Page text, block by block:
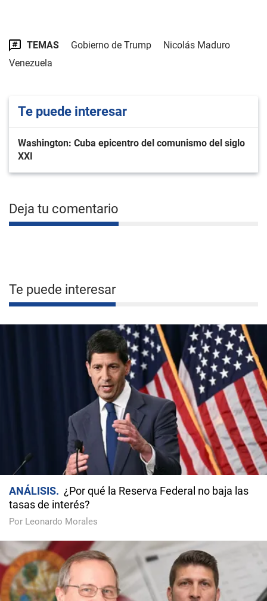
TEMAS Gobierno de Trump
Nicolás Maduro
Venezuela
Te puede interesar
Washington: Cuba epicentro del comunismo del siglo
XXI
Deja tu comentario
Te puede interesar
ANÁLISIS
¿Por qué la Reserva Federal no baja las
tasas de interés?
Por Leonardo Morales